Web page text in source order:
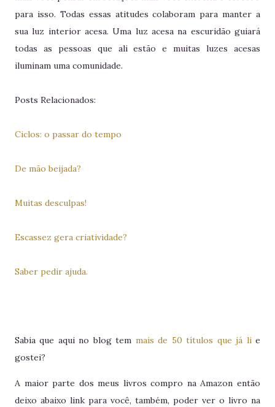
para isso. Todas essas atitudes colaboram para manter a
sua luz interior acesa. Uma luz acesa na escuridão guiará
todas as pessoas que ali estão e muitas luzes acesas
iluminam uma comunidade.
Posts Relacionados:
Ciclos: o passar do tempo
De mão beijada?
Muitas desculpas!
Escassez gera criatividade?
Saber pedir ajuda.
Sabia que aqui no blog tem mais de 50 títulos que já lie
gostei?
A maior parte dos meus livros compro na Amazon então
deixo abaixo link para você, também, poder ver o livro na